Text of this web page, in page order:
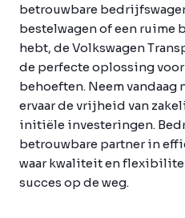
betrouwbare
bestelwagen of een
hebt, de Volkswagen
de perfecte oplossing
behoeften. Neem vandaag
ervaar de vrijheid van
initiële investeringen.
betrouwbare partner in
waar kwaliteit en
succes op de weg.